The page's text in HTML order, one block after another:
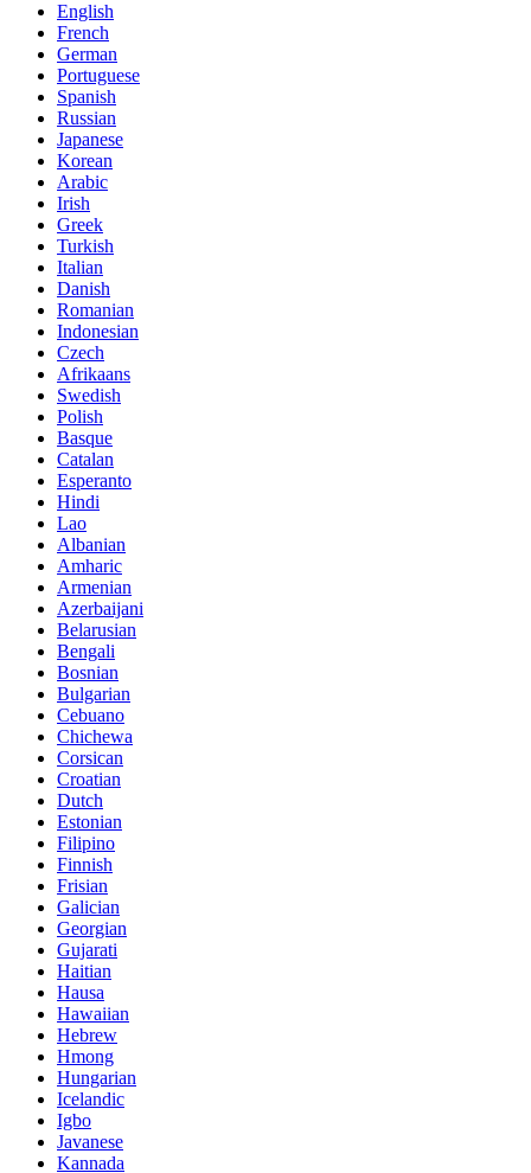
English
French
German
Portuguese
Spanish
Russian
Japanese
Korean
Arabic
Irish
Greek
Turkish
Italian
Danish
Romanian
Indonesian
Czech
Afrikaans
Swedish
Polish
Basque
Catalan
Esperanto
Hindi
Lao
Albanian
Amharic
Armenian
Azerbaijani
Belarusian
Bengali
Bosnian
Bulgarian
Cebuano
Chichewa
Corsican
Croatian
Dutch
Estonian
Filipino
Finnish
Frisian
Galician
Georgian
Gujarati
Haitian
Hausa
Hawaiian
Hebrew
Hmong
Hungarian
Icelandic
Igbo
Javanese
Kannada